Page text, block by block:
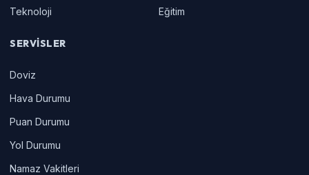
Teknoloji
Eğitim
SERVISLER
Doviz
Hava Durumu
Puan Durumu
Yol Durumu
Namaz Vakitleri